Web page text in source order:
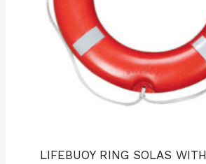
LIFEBUOY RING SOLAS WITH